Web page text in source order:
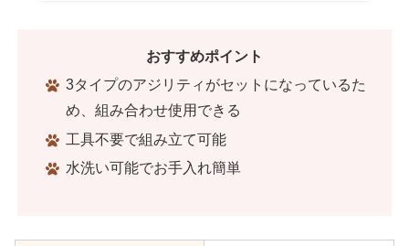
おすすめポイント
3タイプのアジリティがセットになっているた
め、組み合わせ使用できる
工具不要で組み立て可能
水洗い可能でお手入れ簡単